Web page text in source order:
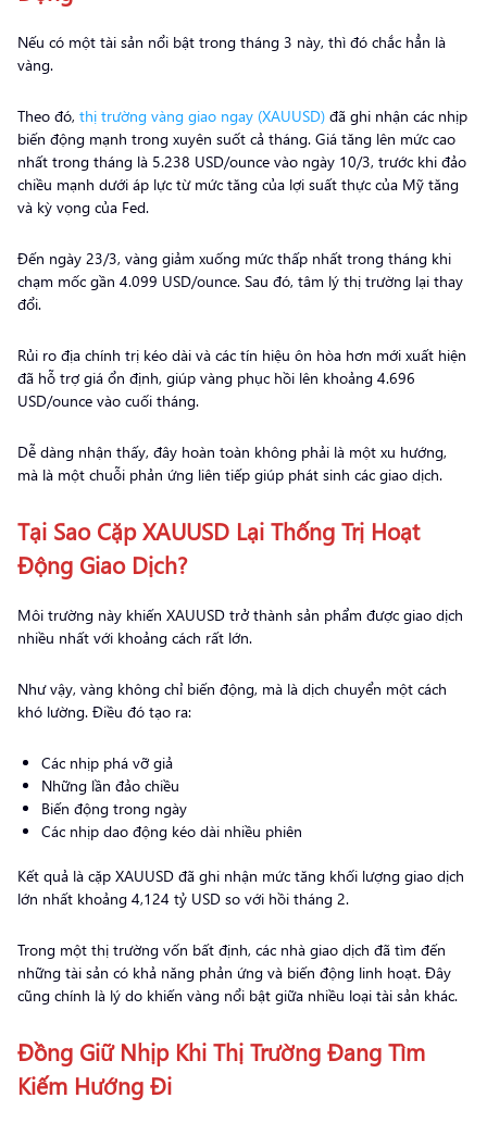
Nếu có một tài sản nổi bật trong tháng 3 này, thì đó chắc hẳn là
vàng.
Theo đó, thị trường vàng giao ngay (XAUUSD) đã ghi nhận các nhịp
biến động mạnh trong xuyên suốt cả tháng. Giá tăng lên mức cao
nhất trong tháng là 5.238 USD/ounce vào ngày 10/3, trước khi đảo
chiều mạnh dưới áp lực từ mức tăng của lợi suất thực của Mỹ tăng
và kỳ vọng của Fed.
Đến ngày 23/3, vàng giảm xuống mức thấp nhất trong tháng khi
chạm mốc gần 4.099 USD/ounce. Sau đó, tâm lý thị trường lại thay
đổi.
Rủi ro địa chính trị kéo dài và các tín hiệu ôn hòa hơn mới xuất hiện
đã hỗ trợ giá ổn định, giúp vàng phục hồi lên khoảng 4.696
USD/ounce vào cuối tháng.
Dễ dàng nhận thấy, đây hoàn toàn không phải là một xu hướng,
mà là một chuỗi phản ứng liên tiếp giúp phát sinh các giao dịch.
Tại Sao Cặp XAUUSD Lại Thống Trị Hoạt
Động Giao Dịch?
Môi trường này khiến XAUUSD trở thành sản phẩm được giao dịch
nhiều nhất với khoảng cách rất lớn.
Như vậy, vàng không chỉ biến động, mà là dịch chuyển một cách
khó lường. Điều đó tạo ra:
Các nhịp phá vỡ giả
Những lần đảo chiều
Biến động trong ngày
Các nhịp dao động kéo dài nhiều phiên
Kết quả là cặp XAUUSD đã ghi nhận mức tăng khối lượng giao dịch
lớn nhất khoảng 4,124 tỷ USD so với hồi tháng 2.
Trong một thị trường vốn bất định, các nhà giao dịch đã tìm đến
những tài sản có khả năng phản ứng và biến động linh hoạt. Đây
cũng chính là lý do khiến vàng nổi bật giữa nhiều loại tài sản khác.
Đồng Giữ Nhịp Khi Thị Trường Đang Tìm
Kiếm Hướng Đi